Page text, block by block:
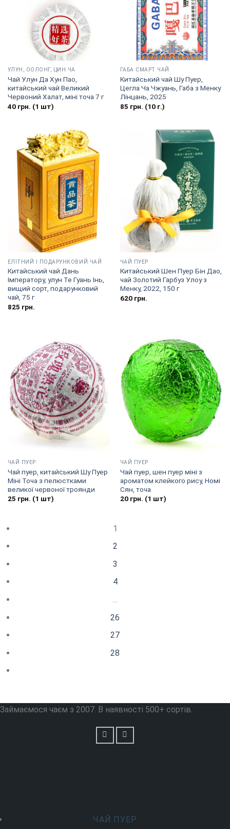
УЛУН, ООЛОНГ, ЦИН ЧА
Чай Улун Да Хун Пао,
китайський чай Великий
Червоний Халат, міні точа 7 г
40грн. (1 шт)
ГАБА СМАРТ ЧАЙ
Китайський чай Шу Пуер,
Цегла Ча Чжуань, Габа з Менку
Лінцань, 2025
85 грн. (10 г.)
EЛІТНИЙ І ПОДАРУНКОВИЙ ЧАЙ
Китайський чай Дань
Імператору, улун Те Гуань Інь,
вищий сорт, подарунковий
чай, 75 г
825 грн.
ЧАЙ ПУЕР
Китайський Шен Пуер Бін Дао,
чай Золотий Гарбуз Улоу з
Менку, 2022, 150 г
620грн.
ЧАЙ ПУЕР
Чай пуер, китайський Шу Пуер
Міні Точа з пелюстками
великої червоної троянди
25 грн. (1 шт)
ЧАЙ ПУЕР
Чай пуер, шен пуер міні з
ароматом клейкого рису, Номі
Сян, точа
20грн. (1 шт)
1
2
3
4
…
26
27
28
Займаємося чаєм з 2007. В наявності 500+ сортів.
ЧАЙ ПУЕР